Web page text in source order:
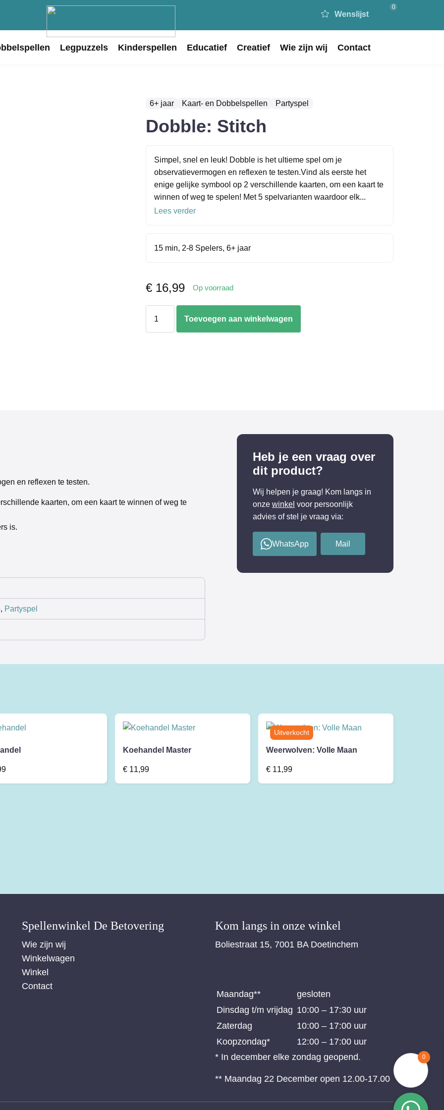
0
Wenslijst
0
Legpuzzels Kinderspellen Educatief Creatief Wie zijn wij Contact
6+ jaar Kaart- en Dobbelspellen Partyspel
Dobble: Stitch
Simpel, snel en leuk! Dobble is het ultieme spel om je
observatievermogen en reflexen te testen.Vind als eerste het
enige gelijke symbool op 2 verschillende kaarten, om een kaart te
winnen of weg te spelen! Met 5 spelvarianten waardoor elk...
Lees verder
15 min, 2-8 Spelers, 6+ jaar
€ 16,99 Op voorraad
Stitch
Toevoegen aan winkelwagen
en reflexen te testen.
kaarten, om een kaart te winnen of weg te
is.
, Partyspel
Heb je een vraag over
dit product?
Wij helpen je graag! Kom langs in
onze winkel voor persoonlijk
advies of stel je vraag via:
WhatsApp Mail
Koehandel Master
€ 11,99
Weerwolven: Volle Maan
€ 11,99
Spellenwinkel De Betover​ing
Wie zijn wij
Winkelwagen
Winkel
Contact
Kom langs in onze winkel
Boliestraat 15, 7001 BA Doetinchem
Maandag**
gesloten
Dinsdag t/m vrijdag 10:00 – 17:30 uur
Zaterdag
10:00 – 17:00 uur
Koopzondag*
12:00 – 17:00 uur
* In december elke zondag geopend.
** Maandag 22 December open 12.00-17.00